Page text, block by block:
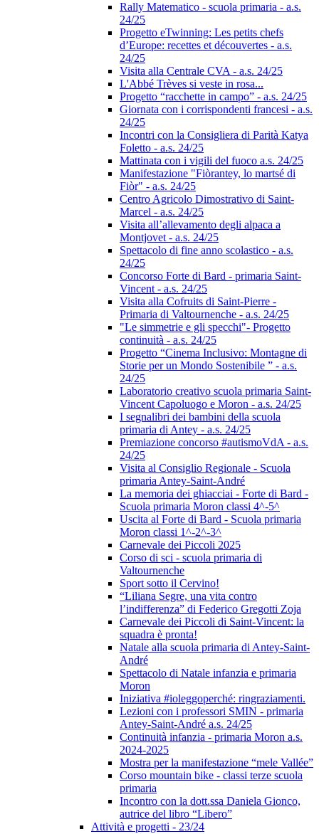
Rally Matematico - scuola primaria - a.s.
24/25
Progetto eTwinning: Les petits chefs
d’Europe: recettes et découvertes - a.s.
24/25
Visita alla Centrale CVA - a.s. 24/25
L'Abbé Trèves si veste in rosa...
Progetto “racchette in campo” - a.s. 24/25
Giornata con i corrispondenti francesi - a.s.
24/25
Incontri con la Consigliera di Parità Katya
Foletto - a.s. 24/25
Mattinata con i vigili del fuoco a.s. 24/25
Manifestazione "Fiòrantey, lo martsé di
Fiòr" - a.s. 24/25
Centro Agricolo Dimostrativo di Saint-
Marcel - a.s. 24/25
Visita all’allevamento degli alpaca a
Montjovet - a.s. 24/25
Spettacolo di fine anno scolastico - a.s.
24/25
Concorso Forte di Bard - primaria Saint-
Vincent - a.s. 24/25
Visita alla Cofruits di Saint-Pierre -
Primaria di Valtournenche - a.s. 24/25
"Le simmetrie e gli specchi"- Progetto
continuità - a.s. 24/25
Progetto “Cinema Inclusivo: Montagne di
Storie per un Mondo Sostenibile ” - a.s.
24/25
Laboratorio creativo scuola primaria Saint-
Vincent Capoluogo e Moron - a.s. 24/25
I segnalibri dei bambini della scuola
primaria di Antey - a.s. 24/25
Premiazione concorso #autismoVdA - a.s.
24/25
Visita al Consiglio Regionale - Scuola
primaria Antey-Saint-André
La memoria dei ghiacciai - Forte di Bard -
Scuola primaria Moron classi 4^-5^
Uscita al Forte di Bard - Scuola primaria
Moron classi 1^-2^-3^
Carnevale dei Piccoli 2025
Corso di sci - scuola primaria di
Valtournenche
Sport sotto il Cervino!
“Liliana Segre, una vita contro
l’indifferenza” di Federico Gregotti Zoja
Carnevale dei Piccoli di Saint-Vincent: la
squadra è pronta!
Natale alla scuola primaria di Antey-Saint-
André
Spettacolo di Natale infanzia e primaria
Moron
Iniziativa #ioleggoperché: ringraziamenti.
Lezioni con i professori SMIN - primaria
Antey-Saint-André a.s. 24/25
Continuità infanzia - primaria Moron a.s.
2024-2025
Mostra per la manifestazione “mele Vallée”
Corso mountain bike - classi terze scuola
primaria
Incontro con la dott.ssa Daniela Gionco,
autrice del libro “Libero”
Attività e progetti - 23/24